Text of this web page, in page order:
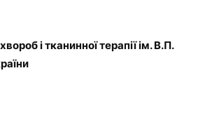
і тканинної терапії ім. В.П.